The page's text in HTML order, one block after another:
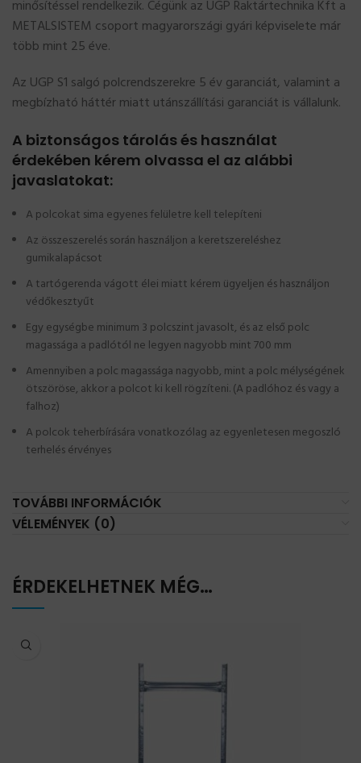
minősítéssel rendelkezik. Cégünk az UGP Raktártechnika Kft a
METALSISTEM csoport magyarországi gyári képviselete már
több mint 25 éve.
Az UGP S1 salgó polcrendszerekre 5 év garanciát, valamint a
megbízható háttér miatt utánszállítási garanciát is vállalunk.
A biztonságos tárolás és használat
érdekében kérem olvassa el az alábbi
javaslatokat:
A polcokat sima egyenes felületre kell telepíteni
Az összeszerelés során használjon a keretszereléshez
gumikalapácsot
A tartógerenda vágott élei miatt kérem ügyeljen és használjon
védőkesztyűt
Egy egységbe minimum 3 polcszint javasolt, és az első polc
magassága a padlótól ne legyen nagyobb mint 700 mm
Amennyiben a polc magassága nagyobb, mint a polc mélységének
ötszöröse, akkor a polcot ki kell rögzíteni. (A padlóhoz és vagy a
falhoz)
A polcok teherbírására vonatkozólag az egyenletesen megoszló
terhelés érvényes
TOVÁBBI INFORMÁCIÓK
VÉLEMÉNYEK (0)
ÉRDEKELHETNEK MÉG…